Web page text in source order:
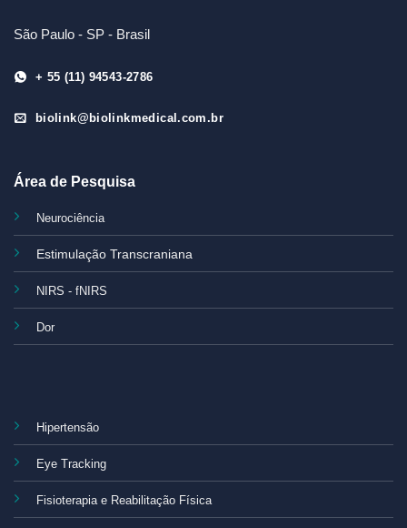
São Paulo - SP - Brasil
+ 55 (11) 94543-2786
biolink@biolinkmedical.com.br
Área de Pesquisa
Neurociência
Estimulação Transcraniana
NIRS - fNIRS
Dor
Hipertensão
Eye Tracking
Fisioterapia e Reabilitação Física